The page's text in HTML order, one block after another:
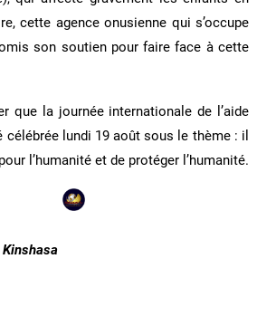
cette agence onusienne qui s’occupe
son soutien pour faire face à cette
que la journée internationale de l’aide
célébrée lundi 19 août sous le thème : il
l’humanité et de protéger l’humanité.